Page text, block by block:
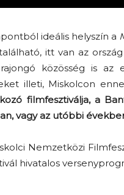
ideális helyszín a
itt van az
rajongó közösség is
illeti, Miskolcon
filmfesztiválja, a
vagy az utóbbi
Nemzetközi
hivatalos